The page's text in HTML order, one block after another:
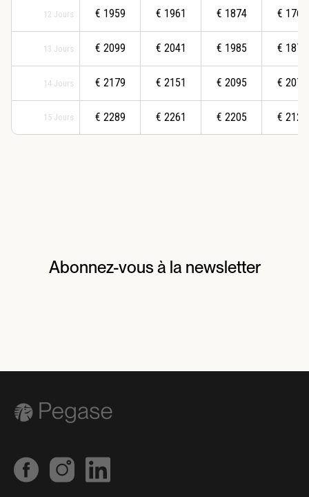
12 Jours
13 Jours
14 Jours
15 Jours
€ 1959
€ 2099
€ 2179
€ 2289
€ 1961
€ 2041
€ 2151
€ 2261
€ 1874
€ 1985
€ 2095
€ 2205
€ 1767
€ 1877
€ 2077
€ 2124
Abonnez-vous à la newsletter